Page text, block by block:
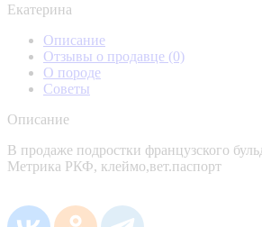
Екатерина
Описание
Отзывы о продавце (0)
О породе
Советы
Описание
В продаже подростки французского
Метрика РКФ, клеймо,вет.паспорт